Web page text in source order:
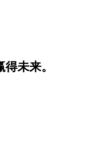
未来。